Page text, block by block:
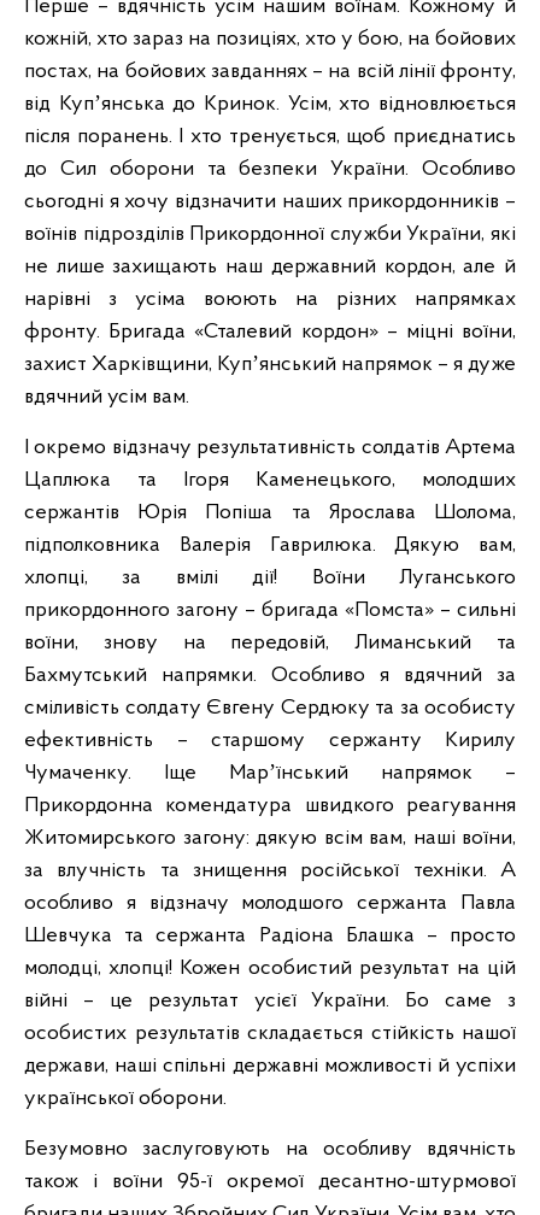
Перше – вдячність усім нашим воїнам. Кожному й
кожній, хто зараз на позиціях, хто у бою, на бойових
постах, на бойових завданнях – на всій лінії фронту,
від Купʼянська до Кринок. Усім, хто відновлюється
після поранень. І хто тренується, щоб приєднатись
до Сил оборони та безпеки України. Особливо
сьогодні я хочу відзначити наших прикордонників –
воїнів підрозділів Прикордонної служби України, які
не лише захищають наш державний кордон, але й
нарівні з усіма воюють на різних напрямках
фронту. Бригада «Сталевий кордон» – міцні воїни,
захист Харківщини, Купʼянський напрямок – я дуже
вдячний усім вам.
І окремо відзначу результативність солдатів Артема
Цаплюка та Ігоря Каменецького, молодших
сержантів Юрія Попіша та Ярослава Шолома,
підполковника Валерія Гаврилюка. Дякую вам,
хлопці, за вмілі дії! Воїни Луганського
прикордонного загону – бригада «Помста» – сильні
воїни, знову на передовій, Лиманський та
Бахмутський напрямки. Особливо я вдячний за
сміливість солдату Євгену Сердюку та за особисту
ефективність – старшому сержанту Кирилу
Чумаченку. Іще Марʼїнський напрямок –
Прикордонна комендатура швидкого реагування
Житомирського загону: дякую всім вам, наші воїни,
за влучність та знищення російської техніки. А
особливо я відзначу молодшого сержанта Павла
Шевчука та сержанта Радіона Блашка – просто
молодці, хлопці! Кожен особистий результат на цій
війні – це результат усієї України. Бо саме з
особистих результатів складається стійкість нашої
держави, наші спільні державні можливості й успіхи
української оборони.
Безумовно заслуговують на особливу вдячність
також і воїни 95-ї окремої десантно-штурмової